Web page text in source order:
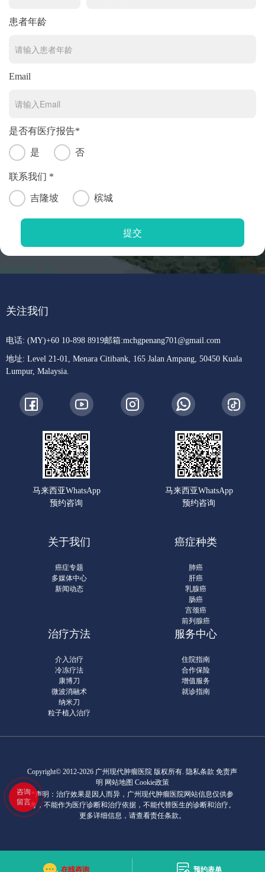
患者年龄
Email
是否有医疗报告*
是 否
联系我们 *
吉隆坡 槟城
关注我们
电话: (MY)+60 10-898 8919邮箱:mchgpenang701@gmail.com
地址: Level 21-01, Menara Citibank, 165 Jalan Ampang, 50450 Kuala
Lumpur, Malaysia.
马来西亚WhatsApp
预约咨询
马来西亚WhatsApp
预约咨询
关于我们
癌症专题
多媒体中心
新闻动态
癌症种类
肺癌
肝癌
乳腺癌
肠癌
宫颈癌
前列腺癌
治疗方法
介入治疗
冷冻疗法
康博刀
微波消融术
纳米刀
粒子植入治疗
服务中心
住院指南
合作保险
增值服务
就诊指南
Copyright© 2012-2026 广州现代肿瘤医院 版权所有.隐私条款 免责声
明 网站地图 Cookie政策
*声明：治疗效果是因人而异，广州现代肿瘤医院网站信息仅供参
考，不能作为医疗诊断和治疗依据，不能代替医生的诊断和治疗。
更多详细信息，请查看责任条款。
咨询
留言
在线咨询 预约表单